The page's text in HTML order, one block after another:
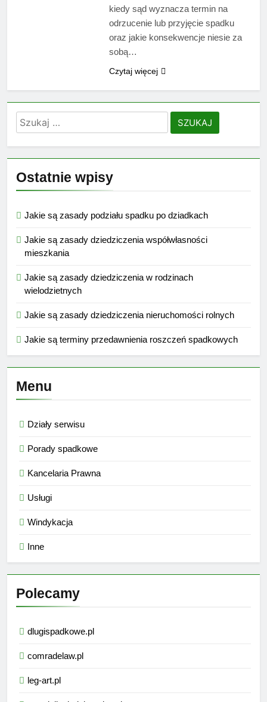
kiedy sąd wyznacza termin na
odrzucenie lub przyjęcie spadku
oraz jakie konsekwencje niesie za
sobą…
Czytaj więcej
Szukaj:
Ostatnie wpisy
Jakie są zasady podziału spadku po dziadkach
Jakie są zasady dziedziczenia współwłasności
mieszkania
Jakie są zasady dziedziczenia w rodzinach
wielodzietnych
Jakie są zasady dziedziczenia nieruchomości rolnych
Jakie są terminy przedawnienia roszczeń spadkowych
Menu
Działy serwisu
Porady spadkowe
Kancelaria Prawna
Usługi
Windykacja
Inne
Polecamy
dlugispadkowe.pl
comradelaw.pl
leg-art.pl